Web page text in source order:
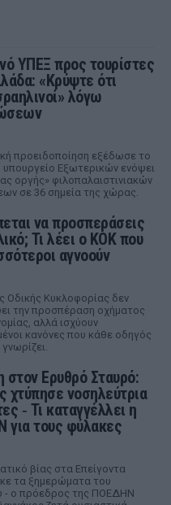
ΥΠΕΞ προς τουρίστες
«Κρύψτε ότι
λόγω
προειδοποίηση εξέδωσε το
υπουργείο Εξωτερικών ενόψει
οργής» φιλοπαλαιστινιακών
σε 36 σημεία της χώρας.
να προσπεράσεις
Τι λέει ο ΚΟΚ που
αγνοούν
Οδικής Κυκλοφορίας δεν
την προσπέραση οχήματος
αλλά ισχύουν
κανόνες που κάθε οδηγός
στον Ερυθρό Σταυρό:
χτύπησε νοσηλεύτρια
‑ Τι καταγγέλλει η
τους φύλακες
βίας στα Επείγοντα
τα ξημερώματα του
- ο πρόεδρος της ΠΟΕΔΗΝ